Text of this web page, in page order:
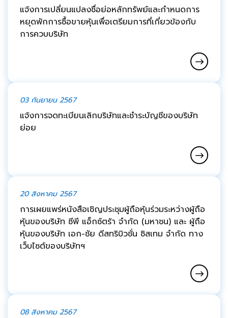
แจ้งการเปลี่ยนแปลงชื่อย่อหลักทรัพย์และกำหนดการ
หยุดพักการซื้อขายหุ้นเพื่อเตรียมการที่เกี่ยวข้องกับ
การควบบริษัท
03 กันยายน 2567
แจ้งการจดทะเบียนเลิกบริษัทและชำระบัญชีของบริษัท
ย่อย
20 สิงหาคม 2567
การเผยแพร่หนังสือเชิญประชุมผู้ถือหุ้นร่วมระหว่างผู้ถือ
หุ้นของบริษัท ซีพี แอ็กซ์ตร้า จำกัด (มหาชน) และ ผู้ถือ
หุ้นของบริษัท เอก-ชัย ดีสทริบิวชั่น ซิสเทม จำกัด ทาง
เว็บไซต์ของบริษัทฯ
08 สิงหาคม 2567